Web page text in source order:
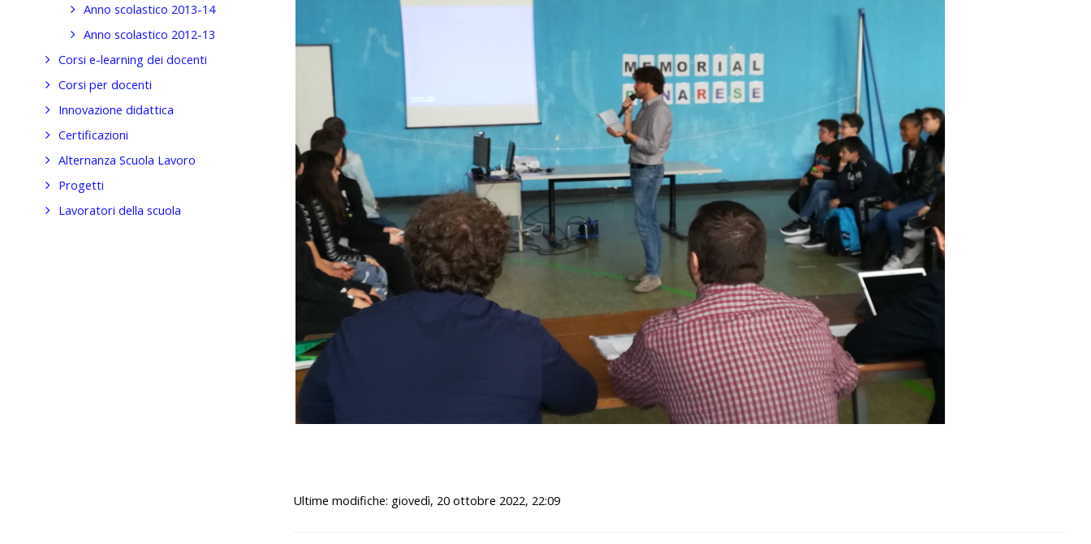
Ultime modifiche: giovedì, 20 ottobre 2022, 22:09
Anno scolastico 2013-14
Anno scolastico 2012-13
Corsi e-learning dei docenti
Corsi per docenti
Innovazione didattica
Certificazioni
Alternanza Scuola Lavoro
Progetti
Lavoratori della scuola